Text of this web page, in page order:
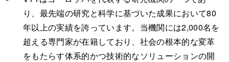
り、最先端の研究と科学に基づいた成果において80
年以上の実績を誇っています。当機関には2,000名を
超える専門家が在籍しており、社会の根本的な変革
をもたらす体系的かつ技術的なソリューションの開